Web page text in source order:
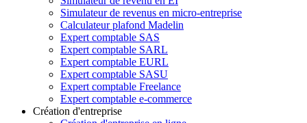
Simulateur de revenus en micro-entreprise
Calculateur plafond Madelin
Expert comptable SAS
Expert comptable SARL
Expert comptable EURL
Expert comptable SASU
Expert comptable Freelance
Expert comptable e-commerce
Création d'entreprise